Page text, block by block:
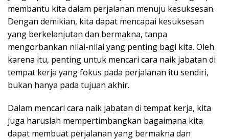
membantu kita dalam perjalanan menuju kesuksesan.
Dengan demikian, kita dapat mencapai kesuksesan
yang berkelanjutan dan bermakna, tanpa
mengorbankan nilai-nilai yang penting bagi kita. Oleh
karena itu, penting untuk mencari cara naik jabatan di
tempat kerja yang fokus pada perjalanan itu sendiri,
bukan hanya pada tujuan akhir.
Dalam mencari cara naik jabatan di tempat kerja, kita
juga haruslah mempertimbangkan bagaimana kita
dapat membuat perjalanan yang bermakna dan